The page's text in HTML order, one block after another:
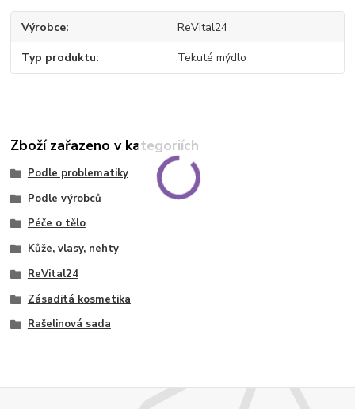
Výrobce ReVital24
Typ produktu Tekuté mýdlo
Zboží zařazeno v kategoriích
Podle problematiky
Podle výrobců
Péče o tělo
Kůže, vlasy, nehty
ReVital24
Zásaditá kosmetika
Rašelinová sada